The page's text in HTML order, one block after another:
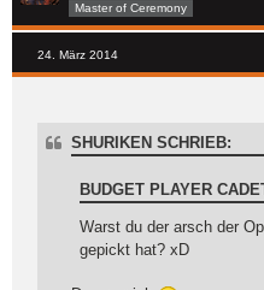
Master of Ceremony
24. März 2014
SHURIKEN SCHRIEB:
BUDGET PLAYER
Warst du der arsch der
gepickt hat? xD